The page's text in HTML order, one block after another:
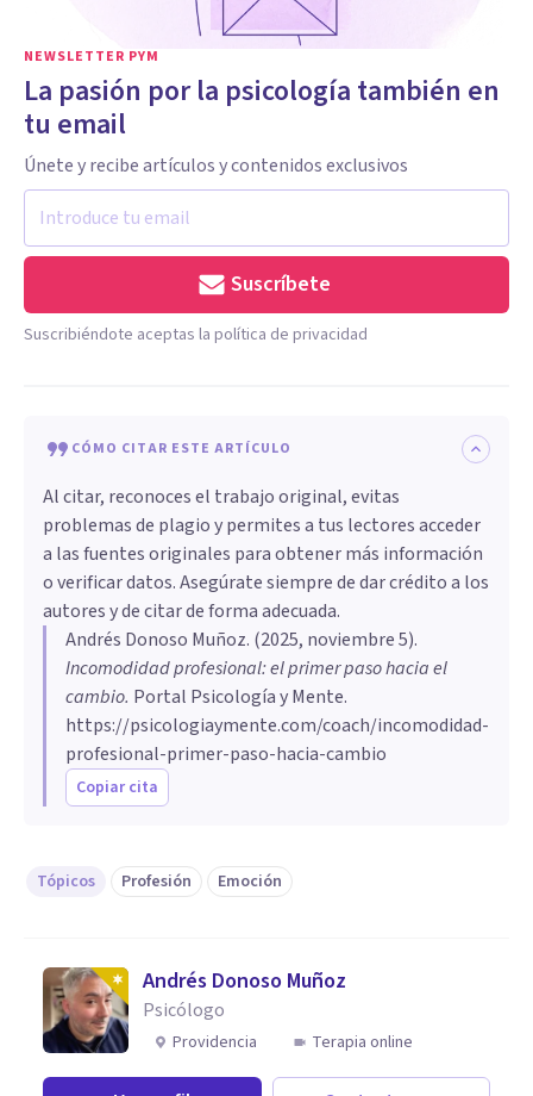
NEWSLETTER PYM
La pasión por la psicología también en
tu email
Únete y recibe artículos y contenidos exclusivos
Suscríbete
Suscribiéndote aceptas la política de privacidad
CÓMO CITAR ESTE ARTÍCULO
Al citar, reconoces el trabajo original, evitas
problemas de plagio y permites a tus lectores acceder
a las fuentes originales para obtener más información
o verificar datos. Asegúrate siempre de dar crédito a los
autores y de citar de forma adecuada.
Andrés Donoso Muñoz. (2025, noviembre 5).
Incomodidad profesional: el primer paso hacia el
cambio. Portal Psicología y Mente.
https://psicologiaymente.com/coach/incomodidad-
profesional-primer-paso-hacia-cambio
Copiar cita
Tópicos Profesión Emoción
Andrés Donoso Muñoz
Psicólogo
Providencia Terapia online